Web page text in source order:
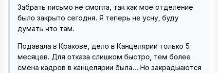
Забрать письмо не смогла, так как мое отделение
было закрыто сегодня. Я теперь не усну, буду
думать что там.
Подавала в Кракове, дело в Канцелярии только 5
месяцев. Для отказа слишком быстро, тем более
смена кадров в канцелярии была... Но закрадыаются